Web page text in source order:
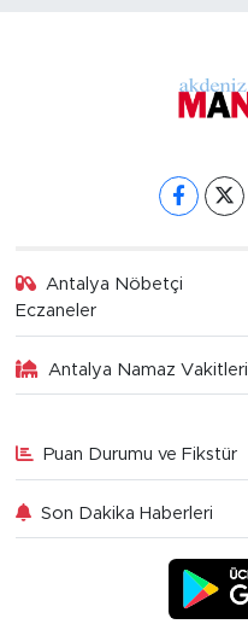
Antalya Nöbetçi
Eczaneler
Antalya Namaz Vakitleri
Puan Durumu ve Fikstür
Son Dakika Haberleri